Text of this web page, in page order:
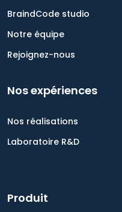
BraindCode studio
Notre équipe
Rejoignez-nous
Nos expériences
Nos réalisations
Laboratoire R&D
Produit